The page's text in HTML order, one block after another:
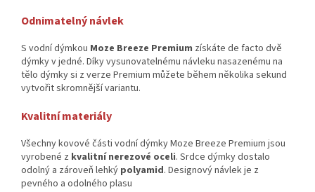
Odnimatelný návlek
S vodní dýmkou Moze Breeze Premium získáte de facto dvě
dýmky v jedné. Díky vysunovatelnému návleku nasazenému na
tělo dýmky si z verze Premium můžete během několika sekund
vytvořit skromnější variantu.
Kvalitní materiály
Všechny kovové části vodní dýmky Moze Breeze Premium jsou
vyrobené z kvalitní nerezové oceli. Srdce dýmky dostalo
odolný a zároveň lehký polyamid. Designový návlek je z
pevného a odolného plasu